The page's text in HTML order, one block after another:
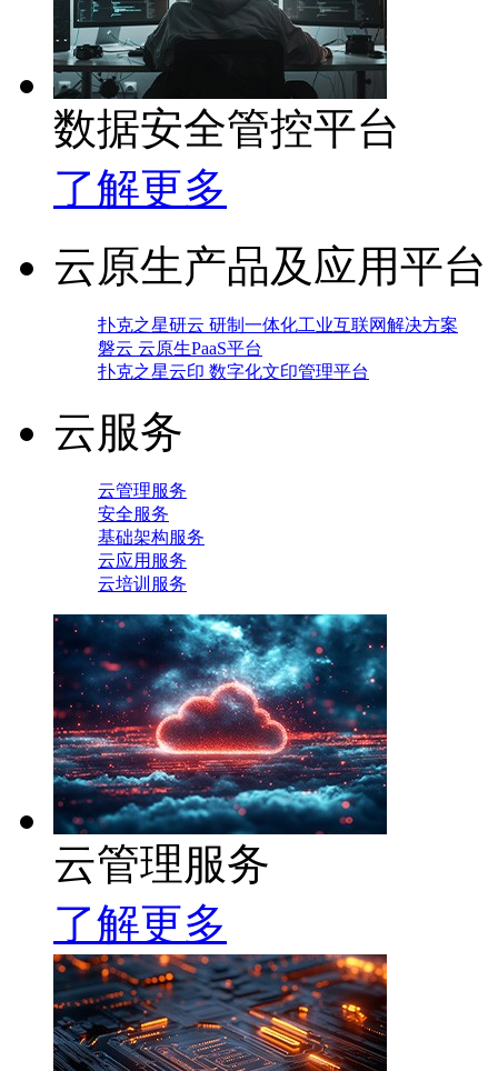
数据安全管控平台
了解更多
云原生产品及应用平台
扑克之星研云 研制一体化工业互联网解决方案
磐云 云原生PaaS平台
扑克之星云印 数字化文印管理平台
云服务
云管理服务
安全服务
基础架构服务
云应用服务
云培训服务
云管理服务
了解更多